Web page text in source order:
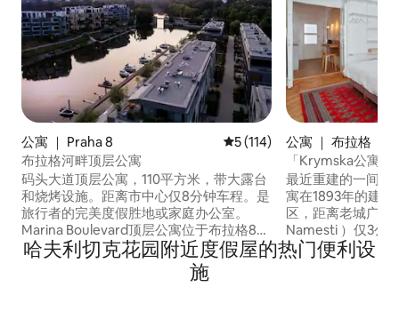
公寓 ｜ Praha 8 平均评分 5 分（满分 5 分），
5 (114)
布拉格河畔顶层公寓
码头大道顶层公寓，110平方米，带大露台
和烧烤设施。距离市中心仅8分钟车程。是
旅行者的完美度假胜地或家庭办公室。
Marina Boulevard顶层公寓位于布拉格8号
私人住宅区内。位于伏尔塔瓦河畔，步行
穿过绿色公园即可抵达市中心，或沿着北
边的河流前往布拉格最大的公园「斯特罗
公寓 ｜ 布拉格
「Krymska公寓
Vrsovice市中心
最近重建的一间卧
寓在1893年的建
区，距离老城广
Namesti ）仅3公里。 室内设计将
期的特色（门，窗
素相结合，并配有
哈夫利切克花园附近度假屋的热门便利设
施